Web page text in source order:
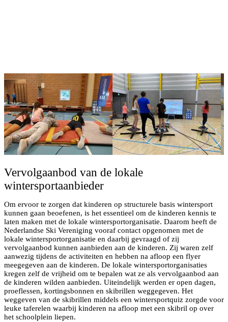
Vervolgaanbod van de lokale
wintersportaanbieder
Om ervoor te zorgen dat kinderen op structurele basis wintersport
kunnen gaan beoefenen, is het essentieel om de kinderen kennis te
laten maken met de lokale wintersportorganisatie. Daarom heeft de
Nederlandse Ski Vereniging vooraf contact opgenomen met de
lokale wintersportorganisatie en daarbij gevraagd of zij
vervolgaanbod kunnen aanbieden aan de kinderen. Zij waren zelf
aanwezig tijdens de activiteiten en hebben na afloop een flyer
meegegeven aan de kinderen. De lokale wintersportorganisaties
kregen zelf de vrijheid om te bepalen wat ze als vervolgaanbod aan
de kinderen wilden aanbieden. Uiteindelijk werden er open dagen,
proeflessen, kortingsbonnen en skibrillen weggegeven. Het
weggeven van de skibrillen middels een wintersportquiz zorgde voor
leuke taferelen waarbij kinderen na afloop met een skibril op over
het schoolplein liepen.